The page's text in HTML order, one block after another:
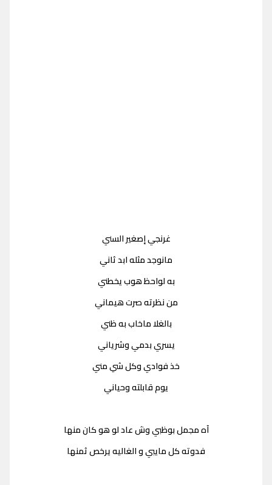
غرنجي إصغير السني
مانوجد مثله ابد ثاني
به لواحظ هوب يخطني
من نظرته صرت هيماني
بالغلا ماخاب به ظني
يسري بدمي وشرياني
خذ فوادي وكل شي مني
يوم قابلته وحياني
آه مجمل بوظبي وش عاد لو هو كان منها
فدوته كل مايبي و الغاليه يرخص ثمنها